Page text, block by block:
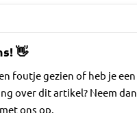
👋
foutje gezien of heb je een
over dit artikel? Neem dan
ons op.